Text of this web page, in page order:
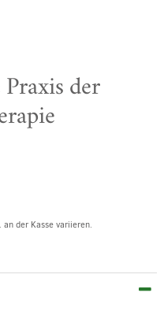
der
der Kasse variieren.